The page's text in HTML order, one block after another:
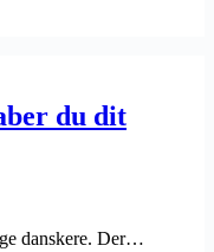
du dit
danskere. Der…